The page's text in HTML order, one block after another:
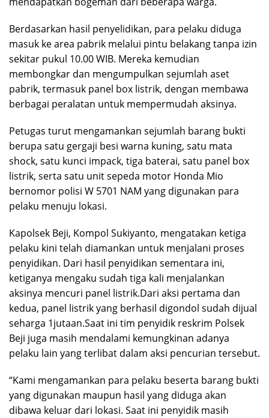
Berdasarkan hasil penyelidikan, para pelaku diduga
masuk ke area pabrik melalui pintu belakang tanpa izin
sekitar pukul 10.00 WIB. Mereka kemudian
membongkar dan mengumpulkan sejumlah aset
pabrik, termasuk panel box listrik, dengan membawa
berbagai peralatan untuk mempermudah aksinya.
Petugas turut mengamankan sejumlah barang bukti
berupa satu gergaji besi warna kuning, satu mata
shock, satu kunci impack, tiga baterai, satu panel box
listrik, serta satu unit sepeda motor Honda Mio
bernomor polisi W 5701 NAM yang digunakan para
pelaku menuju lokasi.
Kapolsek Beji, Kompol Sukiyanto, mengatakan ketiga
pelaku kini telah diamankan untuk menjalani proses
penyidikan. Dari hasil penyidikan sementara ini,
ketiganya mengaku sudah tiga kali menjalankan
aksinya mencuri panel listrik.Dari aksi pertama dan
kedua, panel listrik yang berhasil digondol sudah dijual
seharga 1jutaan.Saat ini tim penyidik reskrim Polsek
Beji juga masih mendalami kemungkinan adanya
pelaku lain yang terlibat dalam aksi pencurian tersebut.
“Kami mengamankan para pelaku beserta barang bukti
yang digunakan maupun hasil yang diduga akan
dibawa keluar dari lokasi. Saat ini penyidik masih